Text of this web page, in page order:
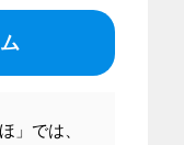
」では、